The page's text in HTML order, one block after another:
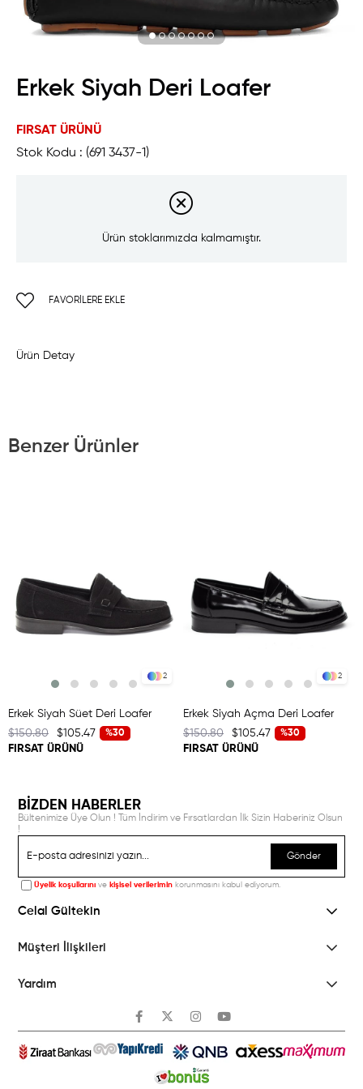
Erkek Siyah Deri Loafer
FIRSAT ÜRÜNÜ
Stok Kodu
(691 3437-1)
Ürün stoklarımızda kalmamıştır.
FAVORILERE EKLE
Ürün Detay
Benzer Ürünler
2
Erkek Siyah Süet Deri Loafer
%30
$105.47
$150.80
FIRSAT ÜRÜNÜ
2
Erkek Siyah Açma Deri Loafer
%30
$105.47
$150.80
FIRSAT ÜRÜNÜ
BİZDEN HABERLER
Bültenimize Üye Olun ! Tüm İndirim ve Fırsatlardan İlk Sizin Haberiniz Olsun
!
Gönder
Üyelik koşullarını ve kişisel verilerimin korunmasını kabul ediyorum.
Celal Gültekin
Müşteri İlişkileri
Yardım